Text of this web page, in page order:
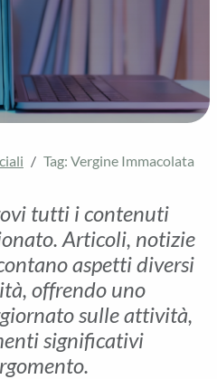
Tag: Vergine Immacolata
tutti i contenuti
Articoli, notizie
aspetti diversi
offrendo uno
sulle attività,
significativi